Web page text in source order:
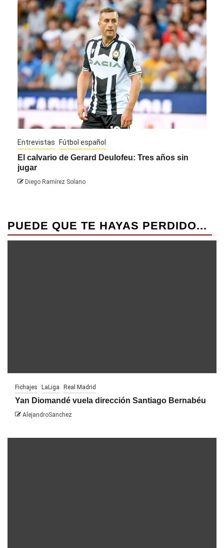
Entrevistas Fútbol español
El calvario de Gerard Deulofeu: Tres años sin
jugar
Diego Ramírez Solano
PUEDE QUE TE HAYAS PERDIDO...
Fichajes LaLiga Real Madrid
Yan Diomandé vuela dirección Santiago Bernabéu
AlejandroSanchez